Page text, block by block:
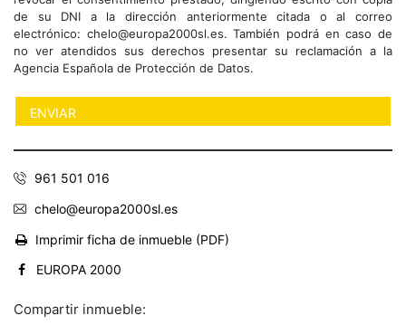
de su DNI a la dirección anteriormente citada o al correo
electrónico: chelo@europa2000sl.es. También podrá en caso de
no ver atendidos sus derechos presentar su reclamación a la
Agencia Española de Protección de Datos.
961 501 016
chelo@europa2000sl.es
Imprimir ficha de inmueble (PDF)
EUROPA 2000
Compartir inmueble: